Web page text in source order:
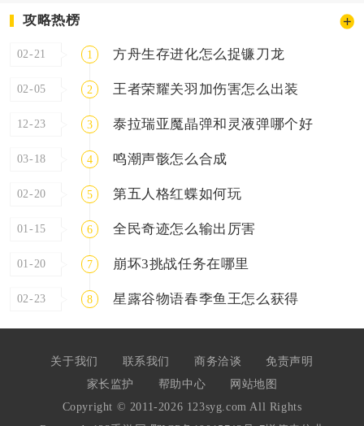
攻略热榜
02-21 1 方舟生存进化怎么捉镰刀龙
02-05 2 王者荣耀关羽加伤害怎么出装
12-23 3 泰拉瑞亚魔晶弹和灵液弹哪个好
03-18 4 鸣潮声骸怎么合成
02-20 5 第五人格红蝶如何玩
01-15 6 全民奇迹怎么输出厉害
01-20 7 崩坏3挑战任务在哪里
02-23 8 星露谷物语春季鱼王怎么获得
关于我们 联系我们 商务洽谈
免责声明
家长监护
帮助中心
网站地图
Copyright © 2011-2026 123syg.com All Rights